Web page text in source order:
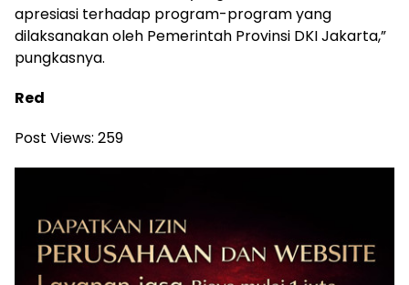
apresiasi terhadap program-program yang
dilaksanakan oleh Pemerintah Provinsi DKI Jakarta,”
pungkasnya.
Red
Post Views: 259